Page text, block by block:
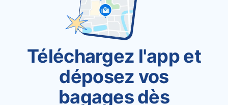
Téléchargez l'app et
déposez vos
bagages dès